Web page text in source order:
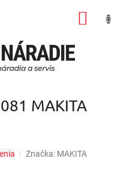
MAKITA
Značka: MAKITA